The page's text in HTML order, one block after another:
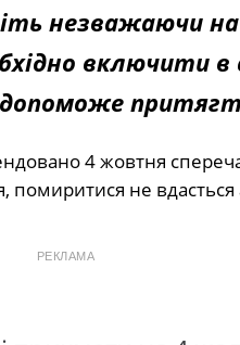
незважаючи
включити в
допоможе
4 жовтня
помиритися не
РЕКЛАМА